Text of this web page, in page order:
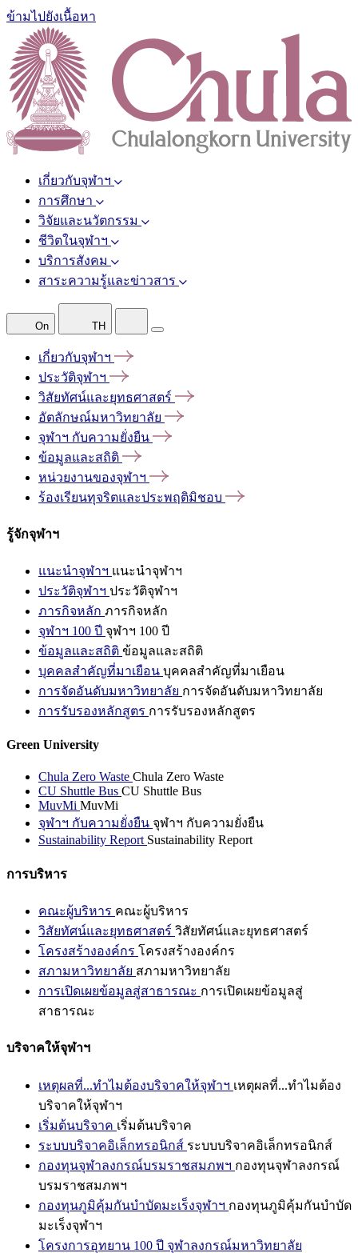
ข้ามไปยังเนื้อหา
เกี่ยวกับจุฬาฯ
การศึกษา
วิจัยและนวัตกรรม
ชีวิตในจุฬาฯ
บริการสังคม
สาระความรู้และข่าวสาร
On TH
เกี่ยวกับจุฬาฯ
ประวัติจุฬาฯ
วิสัยทัศน์และยุทธศาสตร์
อัตลักษณ์มหาวิทยาลัย
จุฬาฯ กับความยั่งยืน
ข้อมูลและสถิติ
หน่วยงานของจุฬาฯ
ร้องเรียนทุจริตและประพฤติมิชอบ
รู้จักจุฬาฯ
แนะนำจุฬาฯ แนะนำจุฬาฯ
ประวัติจุฬาฯ ประวัติจุฬาฯ
ภารกิจหลัก ภารกิจหลัก
จุฬาฯ 100 ปี จุฬาฯ 100 ปี
ข้อมูลและสถิติ ข้อมูลและสถิติ
บุคคลสำคัญที่มาเยือน บุคคลสำคัญที่มาเยือน
การจัดอันดับมหาวิทยาลัย การจัดอันดับมหาวิทยาลัย
การรับรองหลักสูตร การรับรองหลักสูตร
Green University
Chula Zero Waste Chula Zero Waste
CU Shuttle Bus CU Shuttle Bus
MuvMi MuvMi
จุฬาฯ กับความยั่งยืน จุฬาฯ กับความยั่งยืน
Sustainability Report Sustainability Report
การบริหาร
คณะผู้บริหาร คณะผู้บริหาร
วิสัยทัศน์และยุทธศาสตร์ วิสัยทัศน์และยุทธศาสตร์
โครงสร้างองค์กร โครงสร้างองค์กร
สภามหาวิทยาลัย สภามหาวิทยาลัย
การเปิดเผยข้อมูลสู่สาธารณะ การเปิดเผยข้อมูลสู่
สาธารณะ
บริจาคให้จุฬาฯ
เหตุผลที่...ทำไมต้องบริจาคให้จุฬาฯ เหตุผลที่...ทำไมต้อง
บริจาคให้จุฬาฯ
เริ่มต้นบริจาค เริ่มต้นบริจาค
ระบบบริจาคอิเล็กทรอนิกส์ ระบบบริจาคอิเล็กทรอนิกส์
กองทุนจุฬาลงกรณ์บรมราชสมภพฯ กองทุนจุฬาลงกรณ์
บรมราชสมภพฯ
กองทุนภูมิคุ้มกันบำบัดมะเร็งจุฬาฯ กองทุนภูมิคุ้มกันบำบัด
มะเร็งจุฬาฯ
โครงการอุทยาน 100 ปี จุฬาลงกรณ์มหาวิทยาลัย